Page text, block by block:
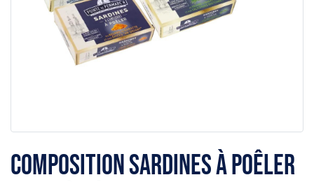
Composition sardines à poêler